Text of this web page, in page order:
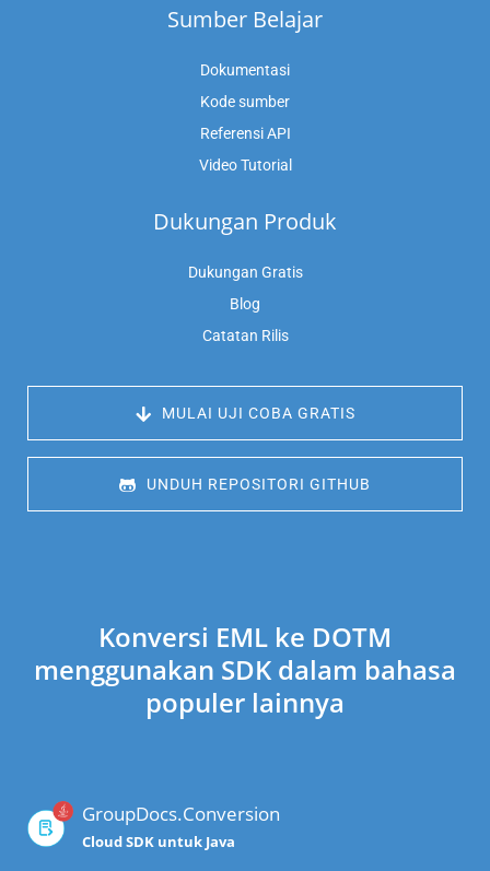
Sumber Belajar
Dokumentasi
Kode sumber
Referensi API
Video Tutorial
Dukungan Produk
Dukungan Gratis
Blog
Catatan Rilis
MULAI UJI COBA GRATIS
UNDUH REPOSITORI GITHUB
Konversi EML ke DOTM
menggunakan SDK dalam bahasa
populer lainnya
GroupDocs.Conversion
Cloud SDK untuk Java